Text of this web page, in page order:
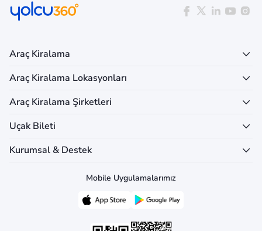
Araç Kiralama
Araç Kiralama Lokasyonları
Araç Kiralama Şirketleri
Uçak Bileti
Kurumsal & Destek
Mobile Uygulamalarımız